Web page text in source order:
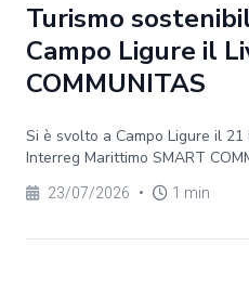
Turismo
Campo Ligure il
COMMUNITAS
Si è svolto a Campo Ligure il
Interreg Marittimo SMART
23/07/2026 • 1 min